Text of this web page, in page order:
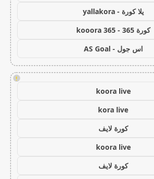
يلا كورة - yallakora
كورة 365 - kooora 365
اس جول - AS Goal
!
koora live
kora live
كورة لايف
koora live
كورة لايف